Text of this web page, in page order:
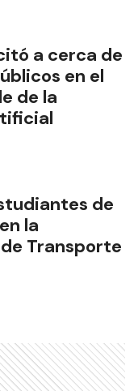
a cerca de
en el
de la
de
la
Transporte